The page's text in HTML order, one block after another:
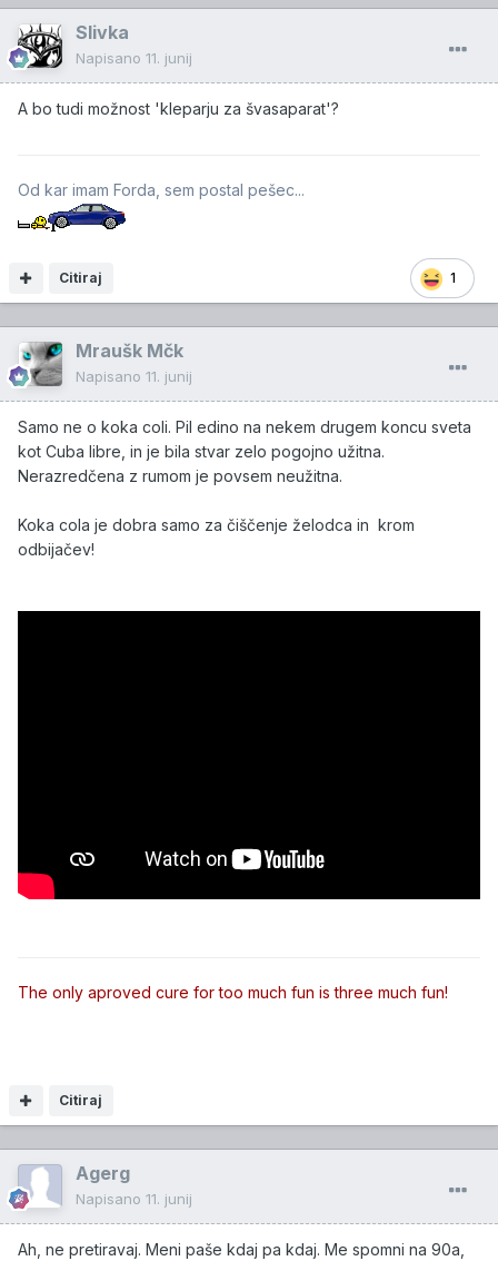
Slivka
Napisano 11. junij
A bo tudi možnost 'kleparju za švasaparat'?
1
Citiraj
Od kar imam Forda, sem postal pešec...
Mraušk Mčk
Napisano 11. junij
Samo ne o koka coli. Pil edino na nekem drugem koncu sveta
kot Cuba libre, in je bila stvar zelo pogojno užitna.
Nerazredčena z rumom je povsem neužitna.
Koka cola je dobra samo za čiščenje želodca in krom
odbijačev!
Citiraj
The only aproved cure for too much fun is three much fun!
Agerg
Napisano 11. junij
Ah, ne pretiravaj. Meni paše kdaj pa kdaj. Me spomni na 90a,